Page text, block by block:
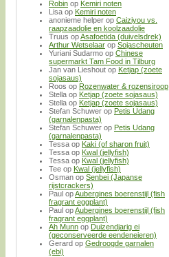
Robin op Kemiri noten
Lisa op Kemiri noten
anonieme helper op Caiziyou vs.
raapzaadolie en koolzaadolie
Truus opAsafoetida (duivelsdrek)
Arthur Wetselaar op Sojascheuten
Yuriani Sudarmo op Chinese
supermarkt Tam Food in Tilburg
Jan van Lieshout op Ketjap (zoete
sojasaus)
Roos op Rozenwater & rozensiroop
Stella op Ketjap (zoete sojasaus)
Stella op Ketjap (zoete sojasaus)
Stefan Schuwer op Petis Udang
(garnalenpasta)
Stefan Schuwer op Petis Udang
(garnalenpasta)
Tessa op Kaki (of sharon fruit)
Tessa op Kwal (jellyfish)
Tessa op Kwal (jellyfish)
Tee op Kwal (jellyfish)
Osman op Senbei (Japanse
rijstcrackers)
Paul opAubergines boerenstijl (fish
fragrant eggplant)
Paul opAubergines boerenstijl (fish
fragrant eggplant)
Ah Munn op Duizendjarig ei
(geconserveerde eendeneieren)
Gerard op Gedroogde garnalen
(ebi)